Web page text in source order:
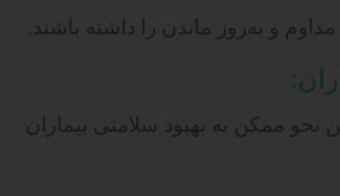
و به‌روز ماندن را داشته باشند.
نحو ممکن به بهبود سلامتی بیماران